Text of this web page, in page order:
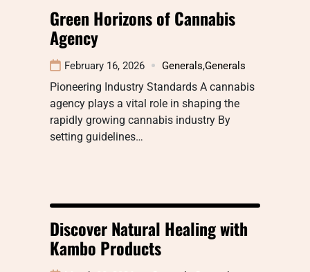
Green Horizons of Cannabis
Agency
February 16, 2026 Generals,Generals
Pioneering Industry Standards A cannabis
agency plays a vital role in shaping the
rapidly growing cannabis industry By
setting guidelines…
Discover Natural Healing with
Kambo Products